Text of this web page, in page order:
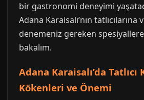
bir gastronomi deneyimi
Adana Karaisalı’nın tatlıcılarına
denemeniz gereken
bakalım.
Adana Karaisalı’da
Kökenleri ve Önemi